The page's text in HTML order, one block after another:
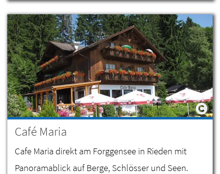
Café Maria
Cafe Maria direkt am Forggensee in Rieden mit
Panoramablick auf Berge, Schlösser und Seen.